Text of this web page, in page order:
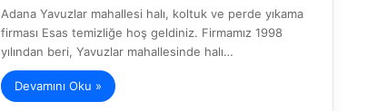
Adana Yavuzlar mahallesi halı, koltuk ve perde yıkama
firması Esas temizliğe hoş geldiniz. Firmamız 1998
yılından beri, Yavuzlar mahallesinde halı…
Devamını Oku »